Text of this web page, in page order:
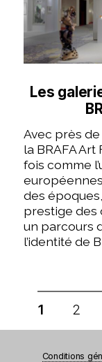
Les
Avec près de
la BRAFA Art
fois comme
des
prestige des
un parcours
l’identité de
Pagination
des
1 2
Conditions